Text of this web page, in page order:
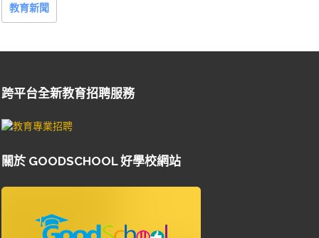
教育新聞
跨平台全新教育招聘服務
關於 GOODSCHOOL 好學校網站